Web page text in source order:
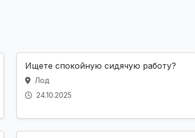
Ищете спокойную сидячую работу?
Лод
24.10.2025